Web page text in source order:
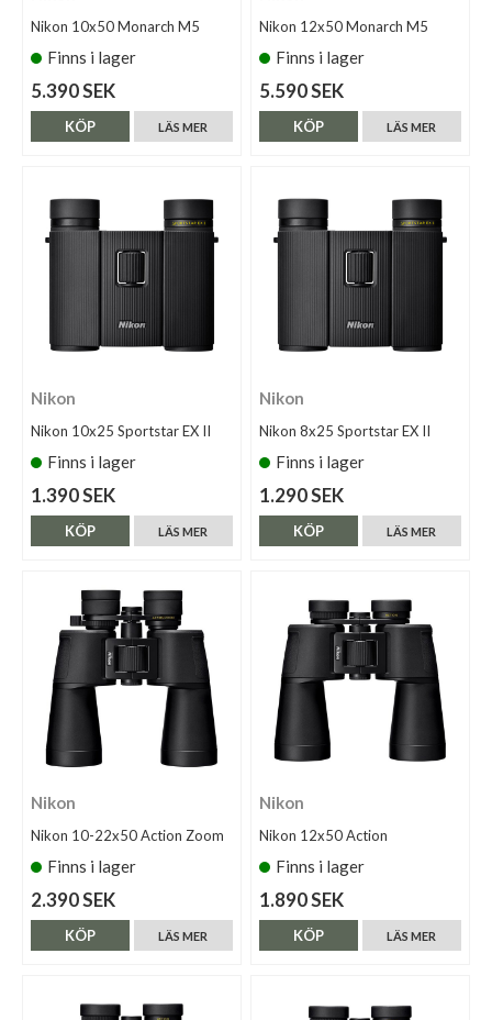
Nikon 10x50 Monarch M5
Finns i lager
5.390 SEK
LÄS MER
KÖP
Nikon 12x50 Monarch M5
Finns i lager
5.590 SEK
LÄS MER
KÖP
Nikon
Nikon 10x25 Sportstar EX II
Finns i lager
1.390 SEK
LÄS MER
KÖP
Nikon
Nikon 8x25 Sportstar EX II
Finns i lager
1.290 SEK
LÄS MER
KÖP
Nikon
Nikon 10-22x50 Action Zoom
Finns i lager
2.390 SEK
LÄS MER
KÖP
Nikon
Nikon 12x50 Action
Finns i lager
1.890 SEK
LÄS MER
KÖP